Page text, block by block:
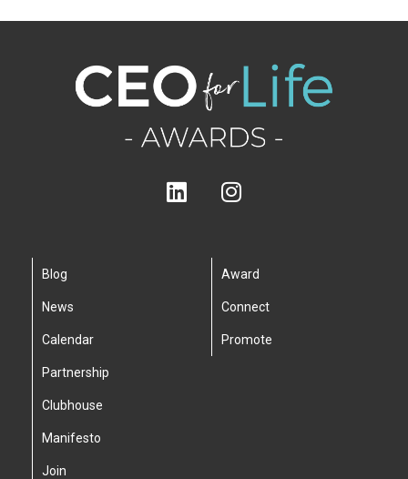
Blog
News
Calendar
Partnership
Clubhouse
Manifesto
Join
Award
Connect
Promote